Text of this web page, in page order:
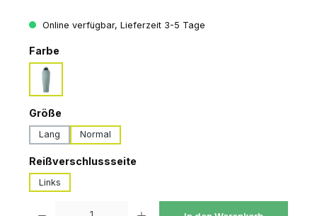
Online verfügbar, Lieferzeit 3-5 Tage
Farbeauswählen
goblin blue
Größeauswählen
Lang Normal
Reißverschlussseiteauswählen
Links